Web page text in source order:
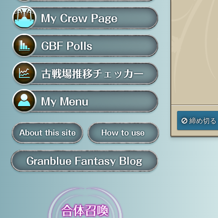
フレンド募集掲示板
マイ騎空団ページ
グラブルアンケート
古戦場推移チェッカー
マイメニュー
騎空団員募集掲示板 掲示板の使い方
締め切る